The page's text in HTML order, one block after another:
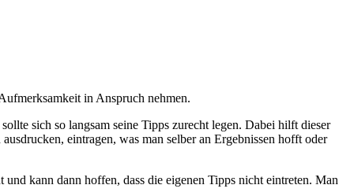
in Anspruch nehmen.
sich so langsam seine Tipps zurecht legen. Dabei hilft dieser
eintragen, was man selber an Ergebnissen hofft oder
kann dann hoffen, dass die eigenen Tipps nicht eintreten. Man